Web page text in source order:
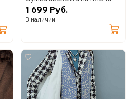
1 699 Руб.
В наличии